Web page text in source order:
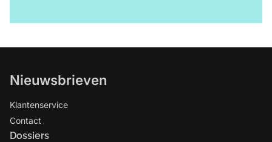
Nieuwsbrieven
Klantenservice
Contact
Dossiers